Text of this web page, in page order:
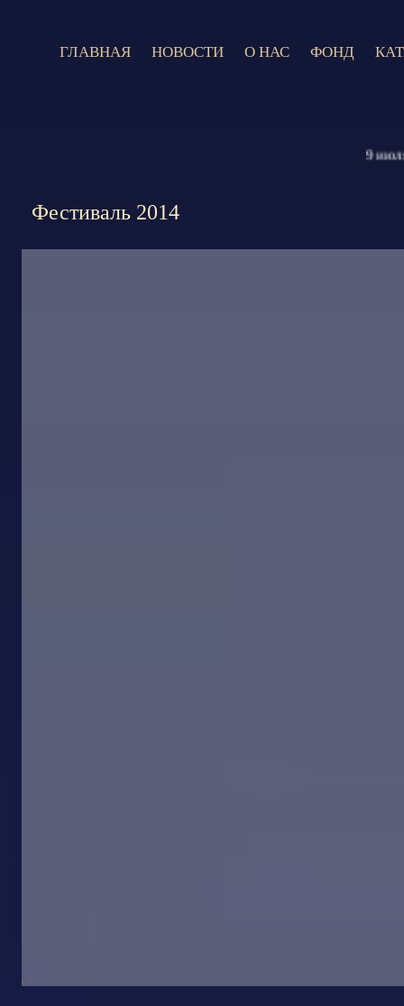
9 июля
ГЛАВНАЯ НОВОСТИ О НАС ФОНД
Фестиваль 2014